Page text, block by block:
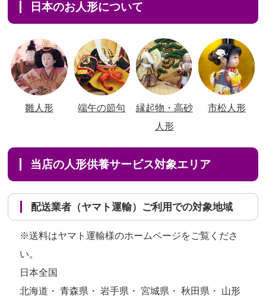
日本のお人形について
雛人形 端午の節句
縁起物・高砂
人形
市松人形
当店の人形供養サービス対象エリア
配送業者（ヤマト運輸）ご利用での対象地域
※送料はヤマト運輸様のホームページをご覧くださ
い。
日本全国
北海道・ 青森県・ 岩手県・ 宮城県・ 秋田県・ 山形